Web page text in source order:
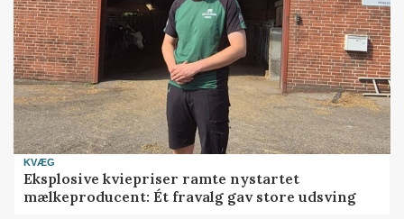
KVÆG
Eksplosive kviepriser ramte nystartet
mælkeproducent: Ét fravalg gav store udsving